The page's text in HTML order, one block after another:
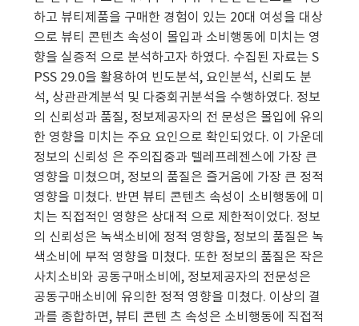
하고 뷰티제품을 구매한 경험이 있는 20대 여성을 대상
으로 뷰티 콘텐츠 속성이 몰입과 소비행동에 미치는 영
향을 실증적 으로 분석하고자 하였다. 수집된 자료는 S
PSS 29.0을 활용하여 빈도분석, 요인분석, 신뢰도 분
석, 상관관계분석 및 다중회귀분석을 수행하였다. 정보
의 신뢰성과 품질, 정보제공자의 전 문성은 몰입에 유의
한 영향을 미치는 주요 요인으로 확인되었다. 이 가운데
정보의 신뢰성 은 주의집중과 텔레프레젠스에 가장 큰
영향을 미쳤으며, 정보의 품질은 즐거움에 가장 큰 정적
영향을 미쳤다. 반면 뷰티 콘텐츠 속성이 소비행동에 미
치는 직접적인 영향은 상대적 으로 제한적이었다. 정보
의 신뢰성은 녹색소비에 정적 영향을, 정보의 품질은 녹
색소비에 부적 영향을 미쳤다. 또한 정보의 품질은 작은
사치소비와 공동구매소비에, 정보제공자의 전문성은
공동구매소비에 유의한 정적 영향을 미쳤다. 이상의 결
과를 종합하면, 뷰티 콘텐 츠 속성은 소비행동에 직접적